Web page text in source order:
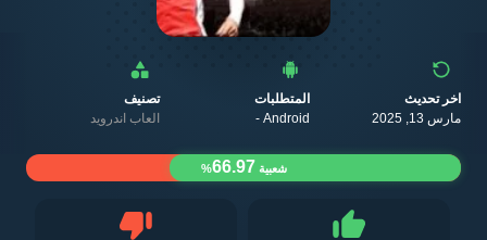
اخر تحديث
مارس 13, 2025
المتطلبات
Android -
تصنيف
العاب اندرويد
شعبية 66.97
%